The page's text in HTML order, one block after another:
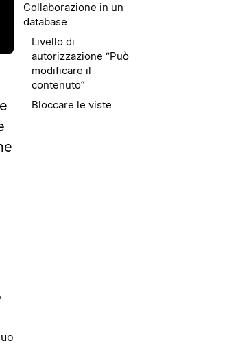
Collaborazione in un
database
Livello di
autorizzazione “Può
modificare il
contenuto”
Bloccare le viste